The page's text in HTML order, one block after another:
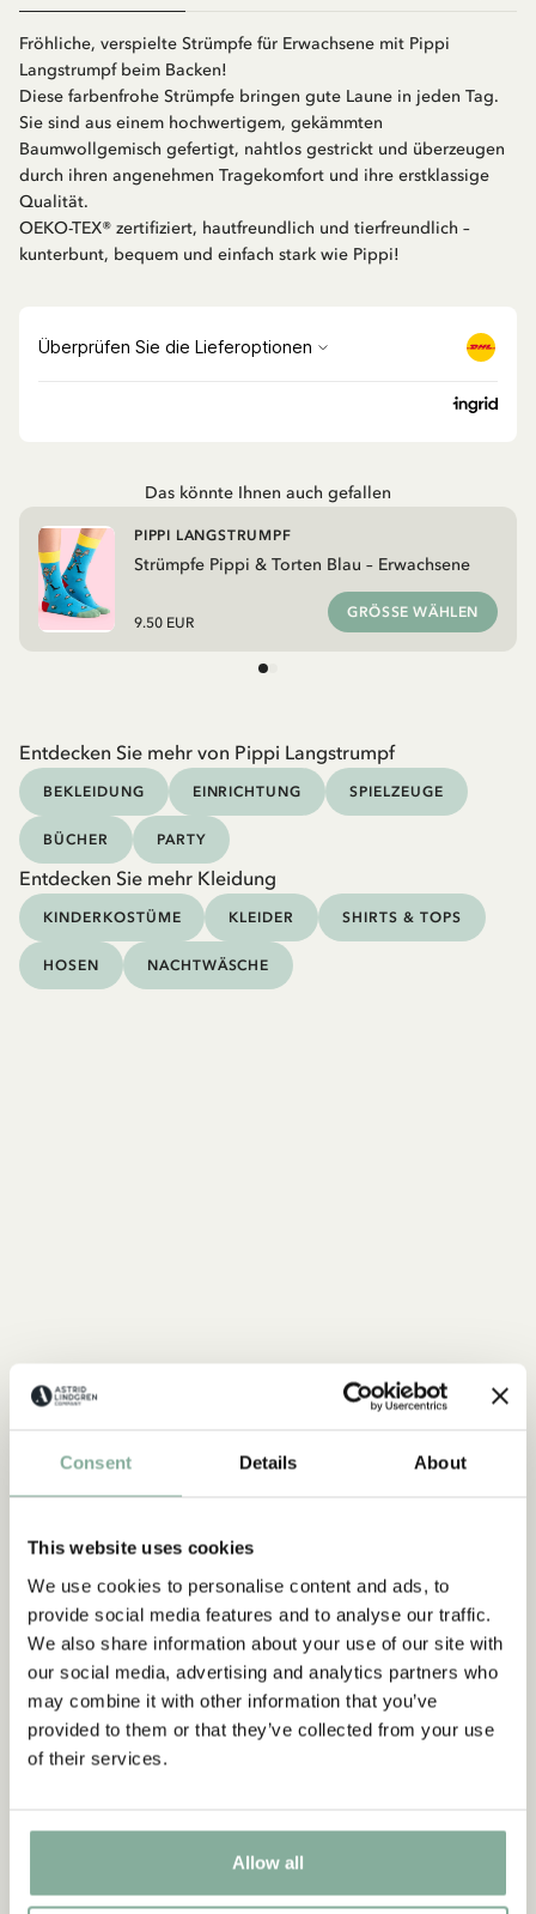
Consent Details About
This website uses cookies
We use cookies to personalise content and ads, to
provide social media features and to analyse our traffic.
We also share information about your use of our site with
our social media, advertising and analytics partners who
may combine it with other information that you’ve
provided to them or that they’ve collected from your use
of their services.
Allow all
Fröhliche, verspielte Strümpfe für Erwachsene mit Pippi
Langstrumpf beim Backen!
Diese farbenfrohe Strümpfe bringen gute Laune in jeden Tag.
Sie sind aus einem hochwertigem, gekämmten
Baumwollgemisch gefertigt, nahtlos gestrickt und überzeugen
durch ihren angenehmen Tragekomfort und ihre erstklassige
Qualität.
OEKO-TEX® zertifiziert, hautfreundlich und tierfreundlich –
kunterbunt, bequem und einfach stark wie Pippi!
Das könnte Ihnen auch gefallen
Strümpfe Pippi & Torten Blau – Erwachsene
PIPPI LANGSTRUMPF
9.50 EUR
GRÖSSE WÄHLEN
Entdecken Sie mehr von Pippi Langstrumpf
BEKLEIDUNG EINRICHTUNG SPIELZEUGE
BÜCHER PARTY
Entdecken Sie mehr Kleidung
KINDERKOSTÜME KLEIDER SHIRTS & TOPS
HOSEN NACHTWÄSCHE
„Wer stark ist, muss auch gut
sein.“
aus Kennst du Pippi Langstrumpf?
DIE PIPPI-LANGSTRUMPF-SAMMLUNG